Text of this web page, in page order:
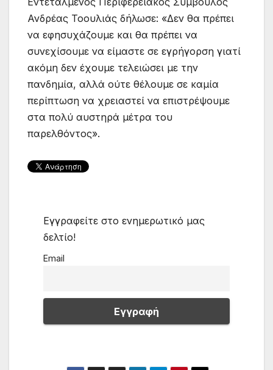
Ανδρέας Τοουλιάς δήλωσε: «Δεν θα πρέπει
να εφησυχάζουμε και θα πρέπει να
συνεχίσουμε να είμαστε σε εγρήγορση γιατί
ακόμη δεν έχουμε τελειώσει με την
πανδημία, αλλά ούτε θέλουμε σε καμία
περίπτωση να χρειαστεί να επιστρέψουμε
στα πολύ αυστηρά μέτρα του
παρελθόντος».
Εγγραφείτε στο ενημερωτικό μας
δελτίο!
Email